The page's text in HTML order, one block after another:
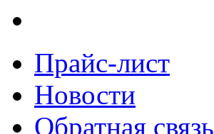
Прайс-лист
Новости
Обратная связь